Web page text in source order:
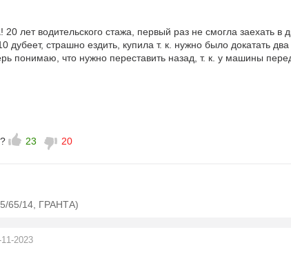
20 лет водительского стажа, первый раз не смогла заехать
дубеет, страшно ездить, купила т. к. нужно было докатать
понимаю, что нужно переставить назад, т. к. у машины
23 20
65/14, ГРАНТА)
2023